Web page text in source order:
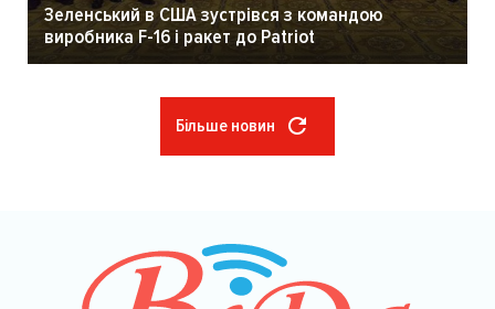
Зеленський в США зустрівся з командою
виробника F-16 і ракет до Patriot
Більше новин